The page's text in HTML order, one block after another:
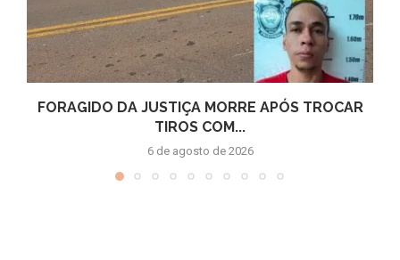
FORAGIDO DA JUSTIÇA MORRE APÓS TROCAR
TIROS COM...
6 de agosto de 2026